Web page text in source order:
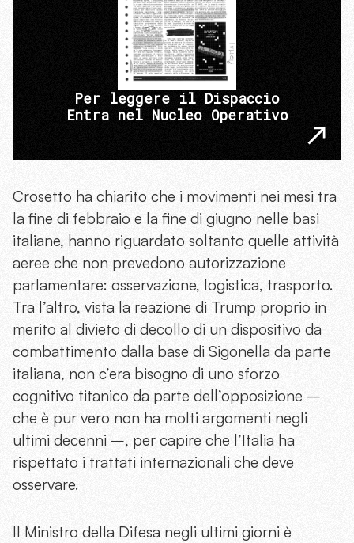
Per leggere il Dispaccio
Entra nel Nucleo Operativo
Crosetto ha chiarito che i movimenti nei mesi tra
la fine di febbraio e la fine di giugno nelle basi
italiane, hanno riguardato soltanto quelle attività
aeree che non prevedono autorizzazione
parlamentare: osservazione, logistica, trasporto.
Tra l’altro, vista la reazione di Trump proprio in
merito al divieto di decollo di un dispositivo da
combattimento dalla base di Sigonella da parte
italiana, non c’era bisogno di uno sforzo
cognitivo titanico da parte dell’opposizione –
che è pur vero non ha molti argomenti negli
ultimi decenni –, per capire che l’Italia ha
rispettato i trattati internazionali che deve
osservare.
Il Ministro della Difesa negli ultimi giorni è